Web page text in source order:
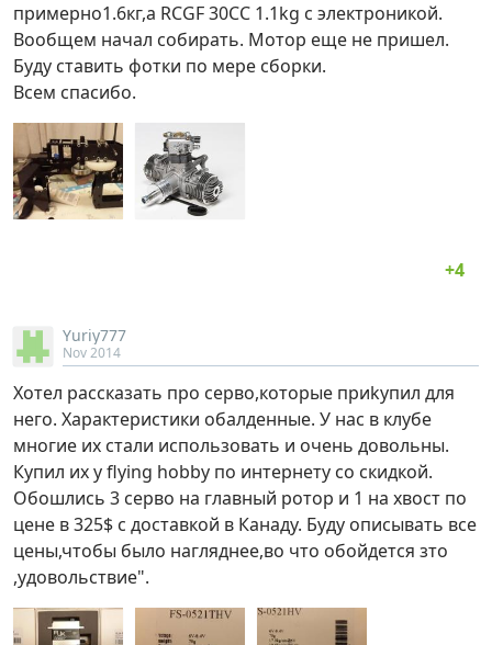
примерно1.6кг,а RCGF 30CC 1.1kg с электроникой.
Вообщем начал собирать. Мотор еще не пришел.
Буду ставить фотки по мере сборки.
Всем спасибо.
Yuriy777
Nov 2014
Хотел рассказать про серво,которые приkупил для
него. Характеристики обалденные. У нас в клубе
многие их стали использовать и очень довольны.
Купил их у flying hobby по интернету со скидкой.
Обошлись 3 серво на главный ротор и 1 на хвост по
цене в 325$ с доставкой в Канаду. Буду описывать все
цены,чтобы было нагляднее,во что обойдется зто
,удовольствие".